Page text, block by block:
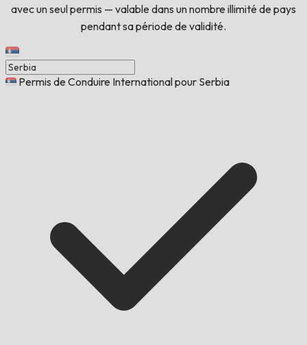
avec un seul permis — valable dans un nombre illimité de pays
pendant sa période de validité.
Permis de Conduire International pour Serbia